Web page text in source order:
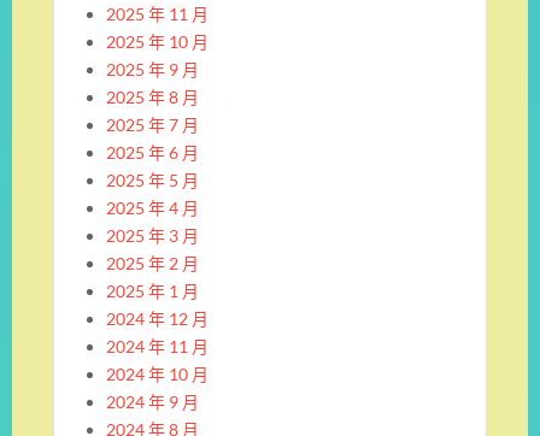
2025 年 11 月
2025 年 10 月
2025 年 9 月
2025 年 8 月
2025 年 7 月
2025 年 6 月
2025 年 5 月
2025 年 4 月
2025 年 3 月
2025 年 2 月
2025 年 1 月
2024 年 12 月
2024 年 11 月
2024 年 10 月
2024 年 9 月
2024 年 8 月